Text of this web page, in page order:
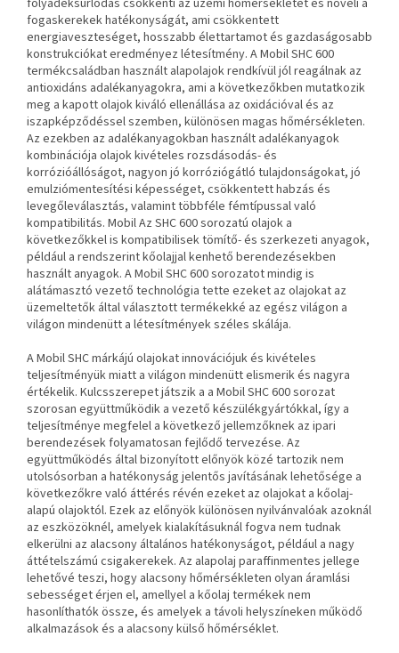
folyadéksúrlódás csökkenti az üzemi hőmérsékletet és növeli a
fogaskerekek hatékonyságát, ami csökkentett
energiaveszteséget, hosszabb élettartamot és gazdaságosabb
konstrukciókat eredményez létesítmény. A Mobil SHC 600
termékcsaládban használt alapolajok rendkívül jól reagálnak az
antioxidáns adalékanyagokra, ami a következőkben mutatkozik
meg a kapott olajok kiváló ellenállása az oxidációval és az
iszapképződéssel szemben, különösen magas hőmérsékleten.
Az ezekben az adalékanyagokban használt adalékanyagok
kombinációja olajok kivételes rozsdásodás- és
korrózióállóságot, nagyon jó korróziógátló tulajdonságokat, jó
emulziómentesítési képességet, csökkentetthabzás és
levegőleválasztás, valamint többféle fémtípussal való
kompatibilitás. Mobil Az SHC 600 sorozatú olajok a
következőkkel is kompatibilisektömítő- és szerkezeti anyagok,
például a rendszerint kőolajjal kenhető berendezésekben
használt anyagok. A Mobil SHC 600 sorozatot mindig is
alátámasztó vezető technológia tette ezeket az olajokat az
üzemeltetők által választott termékekké az egész világon a
világon mindenütt a létesítmények széles skálája.
A Mobil SHC márkájú olajokat innovációjuk és kivételes
teljesítményük miatt a világon mindenütt elismerik és nagyra
értékelik. Kulcsszerepet játszik a a Mobil SHC 600 sorozat
szorosan együttműködik a vezető készülékgyártókkal, így a
teljesítménye megfelel a következő jellemzőknek az ipari
berendezések folyamatosan fejlődő tervezése. Az
együttműködés által bizonyított előnyök közé tartozik nem
utolsósorban a hatékonyság jelentős javításának lehetősége a
következőkre való áttérés révén ezeket az olajokat a kőolaj-
alapú olajoktól. Ezek az előnyök különösen nyilvánvalóak azoknál
az eszközöknél, amelyek kialakításuknál fogva nem tudnak
elkerülni az alacsony általános hatékonyságot, például a nagy
áttételszámú csigakerekek. Az alapolaj paraffinmentes jellege
lehetővé teszi, hogy alacsony hőmérsékleten olyan áramlási
sebességet érjen el, amellyel a kőolaj termékek nem
hasonlíthatók össze, és amelyek a távoli helyszíneken működő
alkalmazások és a alacsony külső hőmérséklet.